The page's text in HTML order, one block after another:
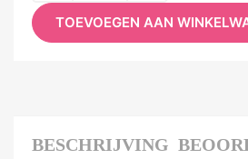
TOEVOEGEN AAN
BESCHRIJVING